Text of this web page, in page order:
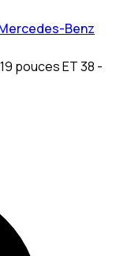
Benz
pouces ET 38 -